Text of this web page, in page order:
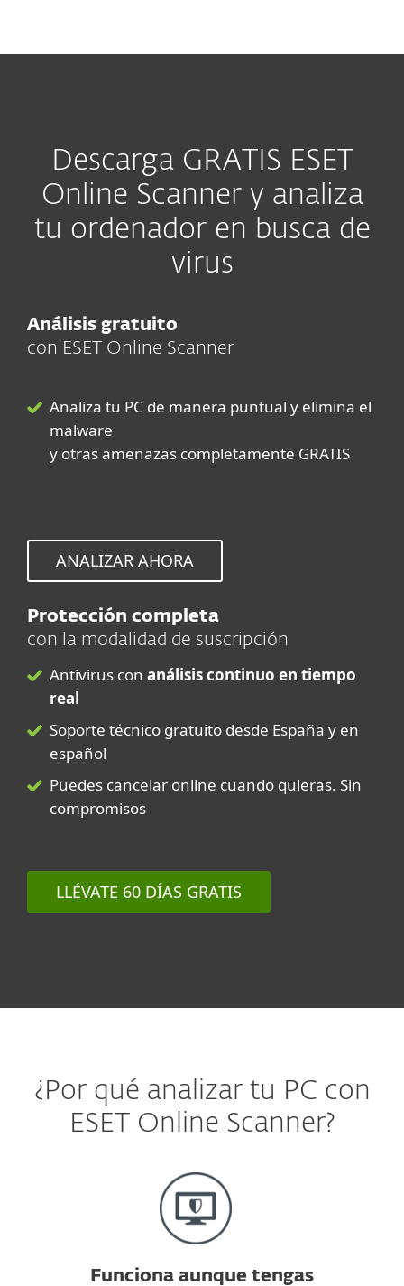
Descarga GRATIS ESET
Online Scanner y analiza
tu ordenador en busca de
virus
Análisis gratuito
con ESET Online Scanner
Analiza tu PC de manera puntual y elimina el
malware
y otras amenazas completamente GRATIS
ANALIZAR AHORA
Protección completa
con la modalidad de suscripción
Antivirus con análisis continuo en tiempo
real
Soporte técnico gratuito desde España y en
español
Puedes cancelar online cuando quieras. Sin
compromisos
LLÉVATE 60 DÍAS GRATIS
¿Por qué analizar tu PC con
ESET Online Scanner?
Funciona aunque tengas